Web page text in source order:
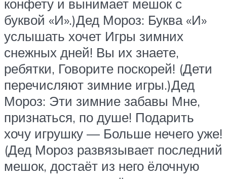
конфету и вынимает мешок с
буквой «И».)Дед Мороз: Буква «И»
услышать хочет Игры зимних
снежных дней! Вы их знаете,
ребятки, Говорите поскорей! (Дети
перечисляют зимние игры.)Дед
Мороз: Эти зимние забавы Мне,
признаться, по душе! Подарить
хочу игрушку — Больше нечего уже!
(Дед Мороз развязывает последний
мешок, достаёт из него ёлочную